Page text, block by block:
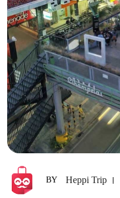
BY Heppi Trip